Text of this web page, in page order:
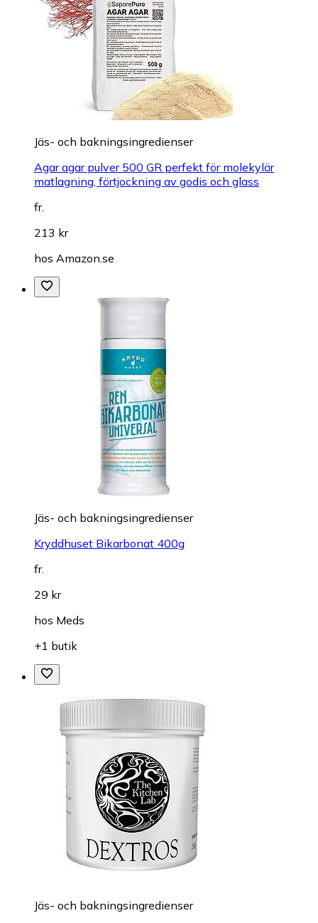
Jäs- och bakningsingredienser
Agar agar pulver 500 GR perfekt för molekylär
matlagning, förtjockning av godis och glass
fr.
213 kr
hos Amazon.se
Jäs- och bakningsingredienser
Kryddhuset Bikarbonat 400g
fr.
29 kr
hos Meds
+1 butik
Jäs- och bakningsingredienser